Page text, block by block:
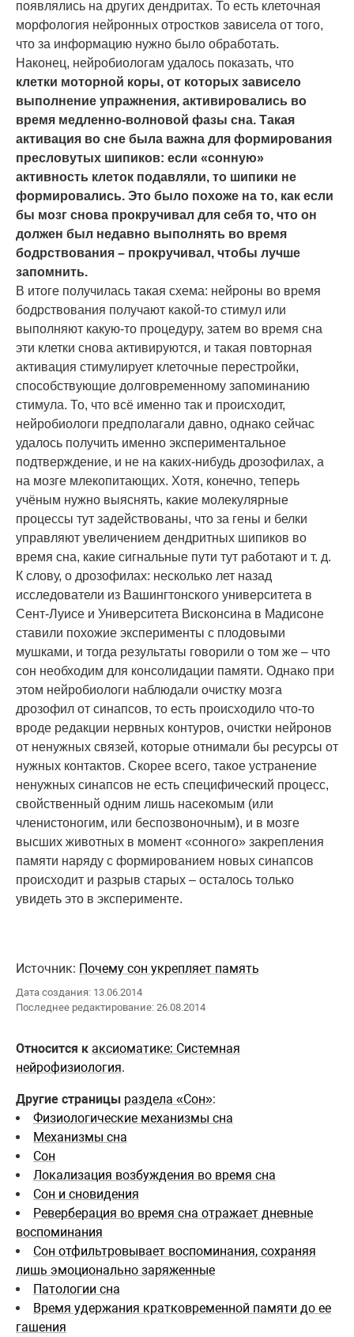
появлялись на других дендритах. То есть клеточная
морфология нейронных отростков зависела от того,
что за информацию нужно было обработать.
Наконец, нейробиологам удалось показать, что
клетки моторной коры, от которых зависело
выполнение упражнения, активировались во
время медленно-волновой фазы сна. Такая
активация во сне была важна для формирования
пресловутых шипиков: если «сонную»
активность клеток подавляли, то шипики не
формировались. Это было похоже на то, как если
бы мозг снова прокручивал для себя то, что он
должен был недавно выполнять во время
бодрствования – прокручивал, чтобы лучше
запомнить.
В итоге получилась такая схема: нейроны во время
бодрствования получают какой-то стимул или
выполняют какую-то процедуру, затем во время сна
эти клетки снова активируются, и такая повторная
активация стимулирует клеточные перестройки,
способствующие долговременному запоминанию
стимула. То, что всё именно так и происходит,
нейробиологи предполагали давно, однако сейчас
удалось получить именно экспериментальное
подтверждение, и не на каких-нибудь дрозофилах, а
на мозге млекопитающих. Хотя, конечно, теперь
учёным нужно выяснять, какие молекулярные
процессы тут задействованы, что за гены и белки
управляют увеличением дендритных шипиков во
время сна, какие сигнальные пути тут работают и т. д.
К слову, о дрозофилах: несколько лет назад
исследователи из Вашингтонского университета в
Сент-Луисе и Университета Висконсина в Мадисоне
ставили похожие эксперименты с плодовыми
мушками, и тогда результаты говорили о том же – что
сон необходим для консолидации памяти. Однако при
этом нейробиологи наблюдали очистку мозга
дрозофил от синапсов, то есть происходило что-то
вроде редакции нервных контуров, очистки нейронов
от ненужных связей, которые отнимали бы ресурсы от
нужных контактов. Скорее всего, такое устранение
ненужных синапсов не есть специфический процесс,
свойственный одним лишь насекомым (или
членистоногим, или беспозвоночным), и в мозге
высших животных в момент «сонного» закрепления
памяти наряду с формированием новых синапсов
происходит и разрыв старых – осталось только
увидеть это в эксперименте.
Источник: Почему сон укрепляет память
Дата создания: 13.06.2014
Последнее редактирование: 26.08.2014
Относится к аксиоматике: Системная
нейрофизиология.
Другие страницы раздела «Сон»:
Физиологические механизмы сна
Механизмы сна
Сон
Локализация возбуждения во время сна
Сон и сновидения
Реверберация во время сна отражает дневные
воспоминания
Сон отфильтровывает воспоминания, сохраняя
лишь эмоционально заряженные
Патологии сна
Время удержания кратковременной памяти до ее
гашения